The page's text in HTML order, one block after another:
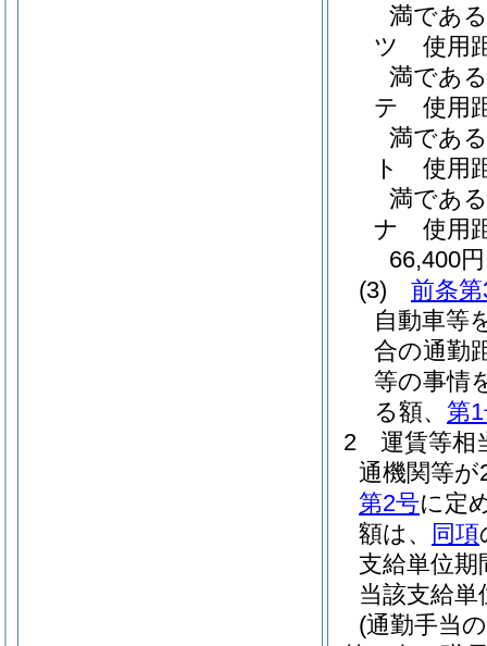
満であ
ツ
使用
満であ
テ
使用
満であ
ト
使用
満であ
ナ
使用
66,400円
(3)
前条
自動車等
合の通勤
等の事情
る額、 第
2
運賃等相
通機関等
第2号に定
額は、
同項
支給単位
当該支給
(通勤手当